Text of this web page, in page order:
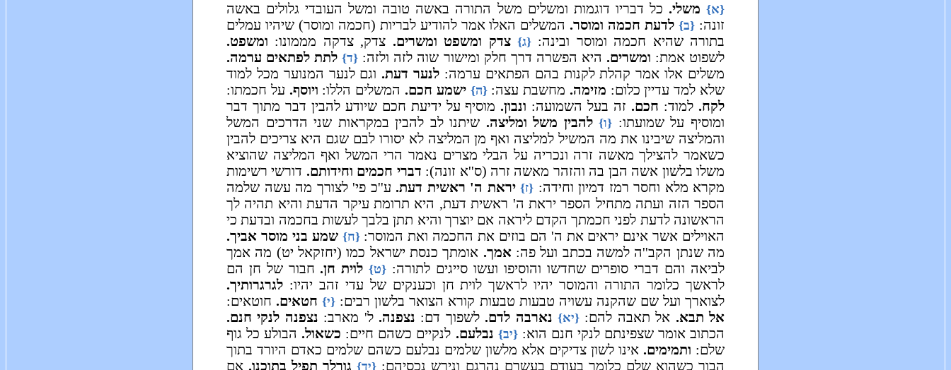
{א} משלי. כל דבריו דוגמות ומשלים משל התורה באשה טובה ומשל העובדי גלולים באשה
זונה: {ב} לדעת חכמה ומוסר. המשלים האלו אמר להודיע לבריות (חכמה ומוסר) שיהיו עמלים
בתורה שהיא חכמה ומוסר ובינה:{ג} צדק ומשפט ומשרים. צדק, צדקה מממונו: ומשפט.
לשפוט אמת: ומשרים. היא הפשרה דרך חלק ומישור שוה לזה ולזה: {ד} לתת לפתאים ערמה.
משלים אלו אמר קהלת לקנות בהם הפתאים ערמה: לנער דעת. וגם לנער המנוער מכל למוד
שלא למד עדיין כלום: מזימה. מחשבת עצה:{ה} ישמע חכם. המשלים הללו: ויוסף. על חכמתו:
לקח. למוד: חכם. זה בעל השמועה: ונבון. מוסיף על ידיעת חכם שיודע להבין דבר מתוך דבר
ומוסיף על שמועתו: {ו} להבין משל ומליצה. שיתנו לב להבין במקראות שני הדרכים המשל
והמליצה שיבינו את מה המשיל למליצה ואף מן המליצה לא יסורו לבם שגם היא צריכים להבין
כשאמר להצילך מאשה זרה ונכריה על הבלי מצרים נאמר הרי המשל ואף המליצה שהוציא
משלו בלשון אשה הבן בה והזהר מאשה זרה (ס''א זונה): דברי חכמים וחידותם. דורשי רשימות
מקרא מלא וחסר רמז דמיון וחידה: {ז} יראת ה' ראשית דעת. ע''כ פי' לצורך מה עשה שלמה
הספר הזה ועתה מתחיל הספר יראת ה' ראשית דעת, היא תרומת עיקר הדעת והיא תהיה לך
הראשונה לדעת לפני חכמתך הקדם ליראה אם יוצרך והיא תתן בלבך לעשות בחכמה ובדעת כי
האוילים אשר אינם יראים את ה' הם בוזים את החכמה ואת המוסר:{ח} שמע בני מוסר אביך.
מה שנתן הקב''ה למשה בכתב ועל פה:אמך. אומתך כנסת ישראל כמו (יחזקאל יט) מה אמך
לביאה והם דברי סופרים שחדשו והוסיפו ועשו סייגים לתורה: {ט} לוית חן. חבור של חן הם
לראשך כלומר התורה והמוסר יהיו לראשך לוית חן וכענקים של עדי זהב יהיו: לגרגרותיך.
לצוארך ועל שם שהקנה עשויה טבעות טבעות קורא הצואר בלשון רבים: {י} חטאים. חוטאים:
אל תבא. אל תאבה להם: {יא} נארבה לדם. לשפוך דם: נצפנה. ל' מארב: נצפנה לנקי חנם.
הכתוב אומר שצפינתם לנקי חנם הוא:{יב} נבלעם. לנקיים כשהם חיים: כשאול. הבולע כל גוף
שלם: ותמימים. אינו לשון צדיקים אלא מלשון שלמים נבלעם כשהם שלמים כאדם היורד בתוך
הבור כשהוא שלם כלומר בעודם בעשרם נהרגם ונירש נכסיהם: {יד} גורלך תפיל בתוכנו. אם